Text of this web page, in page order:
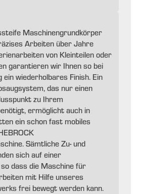
Maschinengrundkörper
Arbeiten über Jahre
von Kleinteilen oder
garantieren wir Ihnen so bei
ein wiederholbares Finish. Ein
das nur einen
zu Ihrem
ermöglicht auch in
ein schon fast mobiles
Sämtliche Zu- und
sich auf einer
dass die Maschine für
mit Hilfe unseres
frei bewegt werden kann.